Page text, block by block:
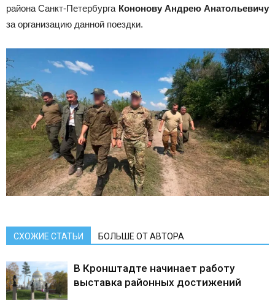
района Санкт-Петербурга Кононову Андрею Анатольевичу
за организацию данной поездки.
СХОЖИЕ СТАТЬИ БОЛЬШЕ ОТ АВТОРА
В Кронштадте начинает работу
выставка районных достижений